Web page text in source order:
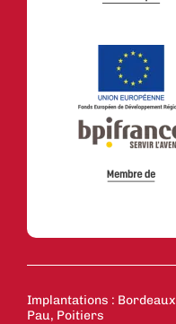
Implantations :
Pau, Poitiers